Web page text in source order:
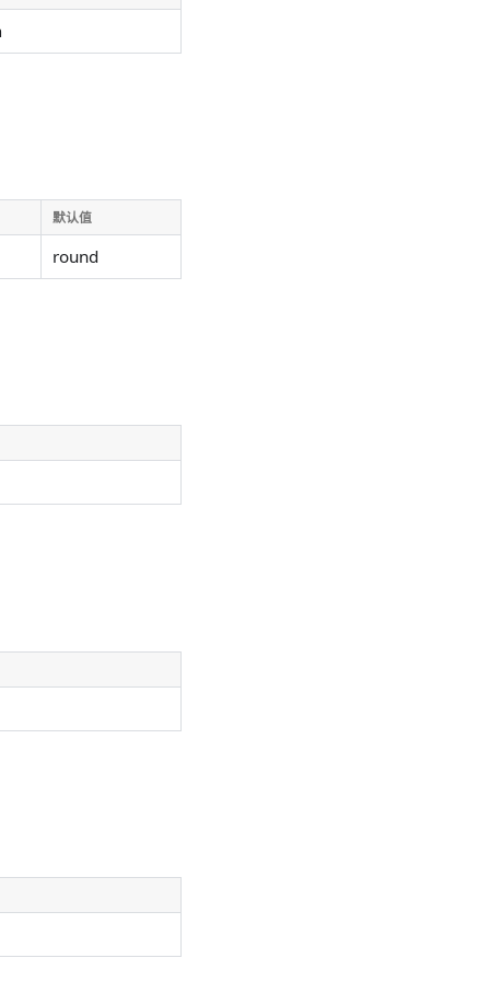
默认值
round